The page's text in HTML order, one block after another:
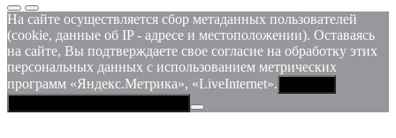
На сайте осуществляется сбор метаданных пользователей
(cookie, данные об IP - адресе и местоположении). Оставаясь
на сайте, Вы подтверждаете свое согласие на обработку этих
персональных данных c использованием метрических
программ «Яндекс.Метрика», «LiveInternet».